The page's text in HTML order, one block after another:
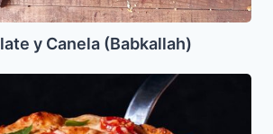
y Canela (Babkallah)